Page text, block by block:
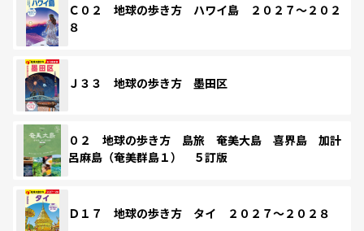
Ｃ０２ 地球の歩き方 ハワイ島 ２０２７～２０２
８
Ｊ３３ 地球の歩き方 墨田区
０２ 地球の歩き方 島旅 奄美大島 喜界島 加計
呂麻島（奄美群島１） ５訂版
Ｄ１７ 地球の歩き方 タイ ２０２７～２０２８